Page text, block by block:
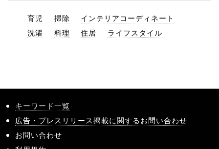
育児 掃除
インテリアコーディネート
洗濯
料理 住居 ライフスタイル
キーワード一覧
広告・プレスリリース掲載に関するお問い合わせ
お問い合わせ